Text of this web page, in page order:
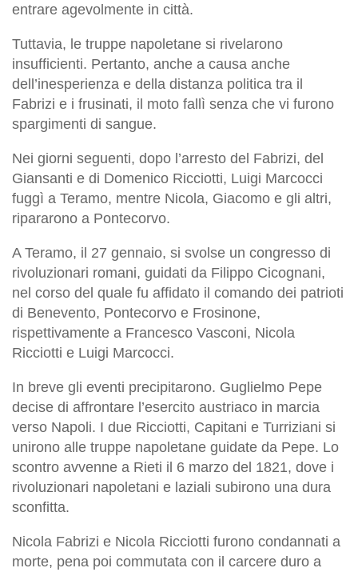
entrare agevolmente in città.
Tuttavia, le truppe napoletane si rivelarono
insufficienti. Pertanto, anche a causa anche
dell’inesperienza e della distanza politica tra il
Fabrizi e i frusinati, il moto fallì senza che vi furono
spargimenti di sangue.
Nei giorni seguenti, dopo l’arresto del Fabrizi, del
Giansanti e di Domenico Ricciotti, Luigi Marcocci
fuggì a Teramo, mentre Nicola, Giacomo e gli altri,
ripararono a Pontecorvo.
A Teramo, il 27 gennaio, si svolse un congresso di
rivoluzionari romani, guidati da Filippo Cicognani,
nel corso del quale fu affidato il comando dei patrioti
di Benevento, Pontecorvo e Frosinone,
rispettivamente a Francesco Vasconi, Nicola
Ricciotti e Luigi Marcocci.
In breve gli eventi precipitarono. Guglielmo Pepe
decise di affrontare l’esercito austriaco in marcia
verso Napoli. I due Ricciotti, Capitani e Turriziani si
unirono alle truppe napoletane guidate da Pepe. Lo
scontro avvenne a Rieti il 6 marzo del 1821, dove i
rivoluzionari napoletani e laziali subirono una dura
sconfitta.
Nicola Fabrizi e Nicola Ricciotti furono condannati a
morte, pena poi commutata con il carcere duro a